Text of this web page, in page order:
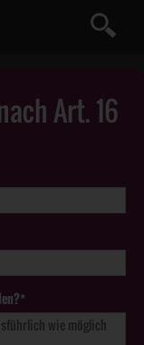
Art. 16